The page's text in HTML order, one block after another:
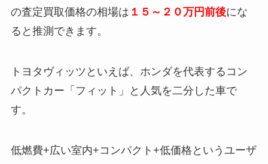
の査定買取価格の相場は １５～２０万円前後にな
ると推測できます。
トヨタヴィッツといえば、ホンダを代表するコン
パクトカー「フィット」と人気を二分した車で
す。
低燃費+広い室内+コンパクト+低価格というユーザ